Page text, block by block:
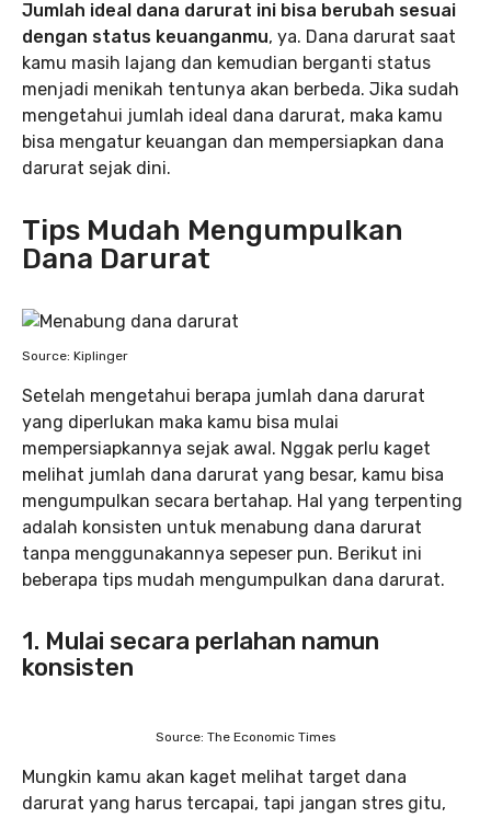
Jumlah ideal dana darurat ini bisa berubah sesuai
dengan status keuanganmu, ya. Dana darurat saat
kamu masih lajang dan kemudian berganti status
menjadi menikah tentunya akan berbeda. Jika sudah
mengetahui jumlah ideal dana darurat, maka kamu
bisa mengatur keuangan dan mempersiapkan dana
darurat sejak dini.
Tips Mudah Mengumpulkan
Dana Darurat
Source: Kiplinger
Setelah mengetahui berapa jumlah dana darurat
yang diperlukan maka kamu bisa mulai
mempersiapkannya sejak awal. Nggak perlu kaget
melihat jumlah dana darurat yang besar, kamu bisa
mengumpulkan secara bertahap. Hal yang terpenting
adalah konsisten untuk menabung dana darurat
tanpa menggunakannya sepeser pun. Berikut ini
beberapa tips mudah mengumpulkan dana darurat.
1. Mulai secara perlahan namun
konsisten
Source: The Economic Times
Mungkin kamu akan kaget melihat target dana
darurat yang harus tercapai, tapi jangan stres gitu,